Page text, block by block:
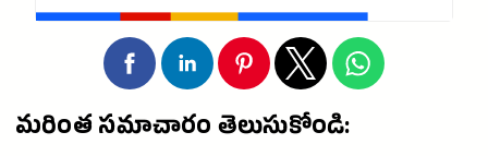
మరింత సమాచారం తెలుసుకోండి: